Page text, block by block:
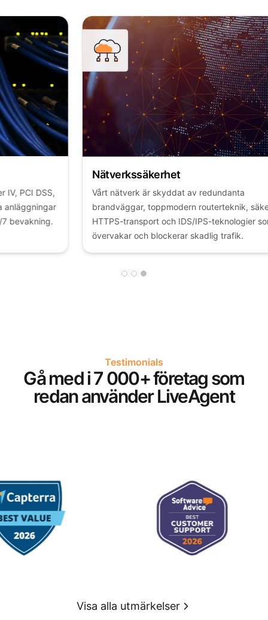
Nätverkssäkerhet
Vårt nätverk är skyddat av redundanta
brandväggar, toppmodern routerteknik, säker
HTTPS-transport och IDS/IPS-teknologier som
övervakar och blockerar skadlig trafik.
Testimonials
Gå med i 7 000+ företag som
redan använder LiveAgent
Visa alla utmärkelser